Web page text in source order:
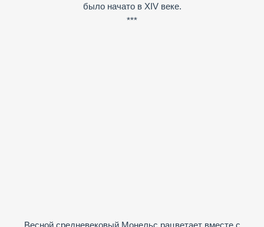
было начато в XIV веке.
***
Весной средневековый Монельс рацветает вместе с